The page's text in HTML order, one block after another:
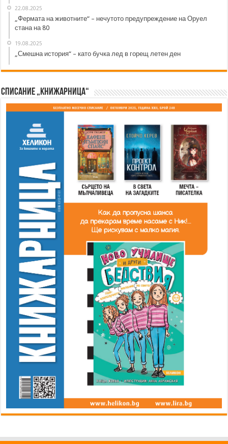
22.08.2025
„Фермата на животните“ – нечутото предупреждение на Оруел
стана на 80
19.08.2025
„Смешна история“ – като бучка лед в горещ летен ден
Списание „Книжарница“